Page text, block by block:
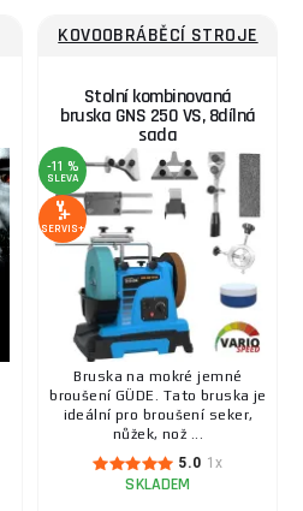
KOVOOBRÁBĚCÍ STROJE
Stolní kombinovaná
bruska GNS 250 VS, 8dílná
sada
-11 %
SLEVA
SERVIS+
Bruska na mokré jemné
broušení GÜDE. Tato bruska je
ideální pro broušení seker,
nůžek, nož ...
5.0 1x
SKLADEM